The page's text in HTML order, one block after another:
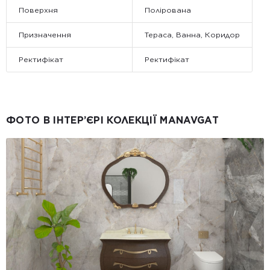
Поверхня Полірована
Призначення Тераса, Ванна, Коридор
Ректифікат Ректифікат
ФОТО В ІНТЕР’ЄРІ КОЛЕКЦІЇ MANAVGAT